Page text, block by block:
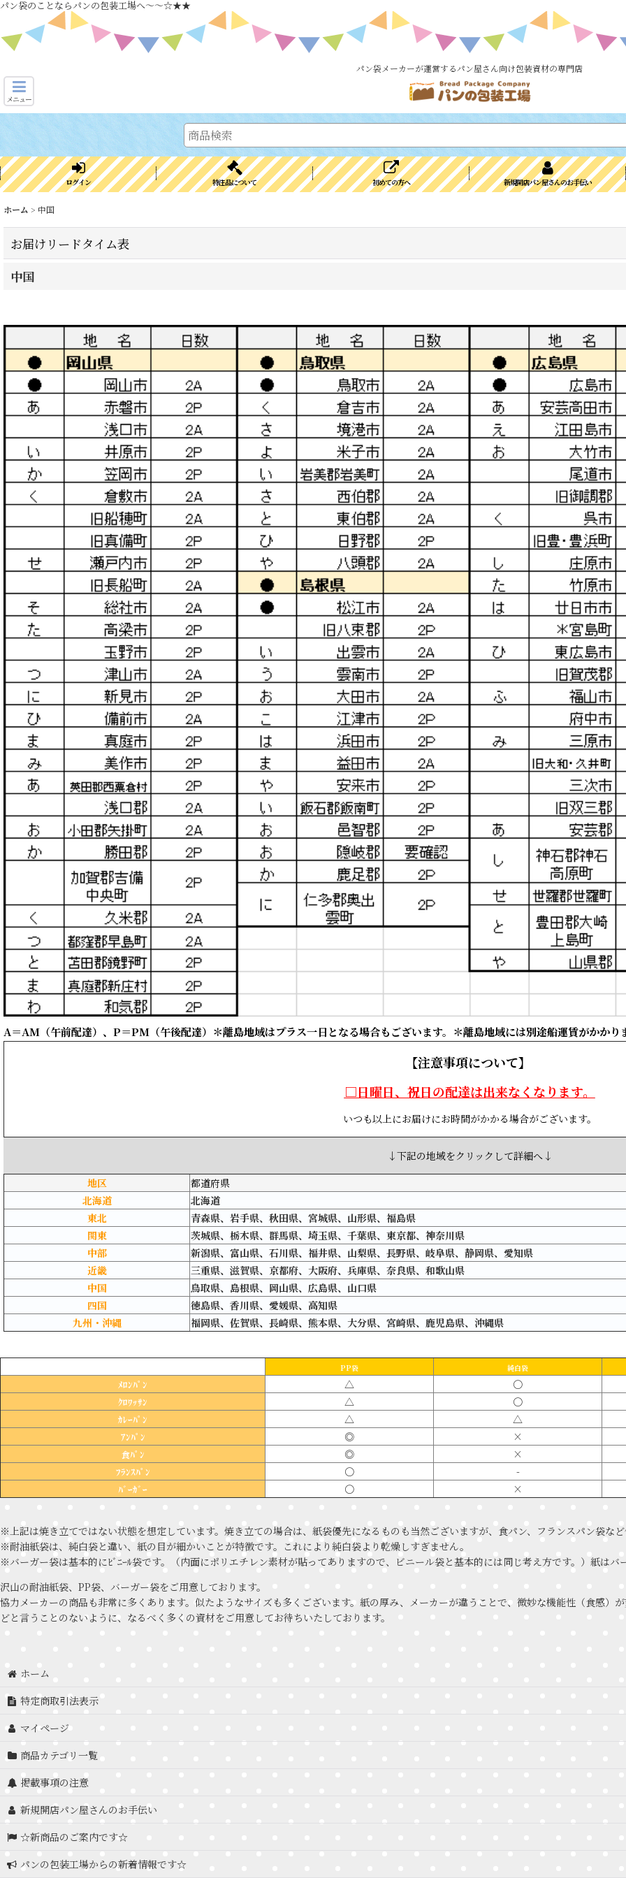
パン袋のことならパンの包装工場へ～～☆★★
パン袋メーカーが運営するパン屋さん向け包装資材の専門店
メニュー
ログイン 特注品について 初めての方へ 新規開店パン屋さんのお手伝い
ホーム > 中国
お届けリードタイム表
中国
A＝AM（午前配達）、P＝PM（午後配達）＊離島地域はプラス一日となる場合もございます。＊離島地域には別途船運賃がかかり
【注意事項について】
□日曜日、祝日の配達は出来なくなります。
いつも以上にお届けにお時間がかかる場合がございます。
↓下記の地域をクリックして詳細へ↓
地区
都道府県
北海道
北海道
東北
青森県、岩手県、秋田県、宮城県、山形県、福島県
関東
茨城県、栃木県、群馬県、埼玉県、千葉県、東京都、神奈川県
中部
新潟県、富山県、石川県、福井県、山梨県、長野県、岐阜県、静岡県、愛知県
近畿
三重県、滋賀県、京都府、大阪府、兵庫県、奈良県、和歌山県
中国
鳥取県、島根県、岡山県、広島県、山口県
四国
徳島県、香川県、 愛媛県、高知県
九州・沖縄
福岡県、佐賀県、長崎県、熊本県、大分県、宮崎県、鹿児島県、沖縄県
PP袋 純白袋
ﾒﾛﾝﾊﾟﾝ △ 〇
ｸﾛﾜｯｻﾝ △ 〇
ｶﾚｰﾊﾟﾝ △ △
ｱﾝﾊﾟﾝ ◎ ×
食ﾊﾟﾝ ◎ ×
ﾌﾗﾝｽﾊﾟﾝ 〇 -
ﾊﾞｰｶﾞｰ 〇 ×
※上記は焼き立てではない状態を想定しています。焼き立ての場合は、紙袋優先になるものも当然ございますが、食パン、フランスパン袋な
※耐油紙袋は、純白袋と違い、紙の目が細かいことが特徴です。これにより純白袋より乾燥しすぎません。
※バーガー袋は基本的にﾋﾞﾆｰﾙ袋です。（内面にポリエチレン素材が貼ってありますので、ビニール袋と基本的には同じ考え方です。）紙は
沢山の耐油紙袋、PP袋、バーガー袋をご用意しております。
協力メーカーの商品も非常に多くあります。似たようなサイズも多くございます。紙の厚み、メーカーが違うことで、微妙な機能性（食感）
どと言うことのないように、なるべく多くの資材をご用意してお待ちいたしております。
ホーム
特定商取引法表示
マイページ
商品カテゴリ一覧
掲載事項の注意
新規開店パン屋さんのお手伝い
☆新商品のご案内です☆
パンの包装工場からの新着情報です☆